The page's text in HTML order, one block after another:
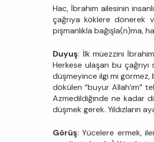
Hac, İbrahim ailesinin
çağrıya köklere dönerek
pişmanlıkla bağışla(n)ma,
Duyuş: İlk müezzini
Herkese ulaşan bu
düşmeyince ilgi mi görmez,
dökülen “buyur Allah’ım”
Azmedildiğinde ne kadar
düşmek gerek. Yıldızların
Görüş: Yücelere ermek,